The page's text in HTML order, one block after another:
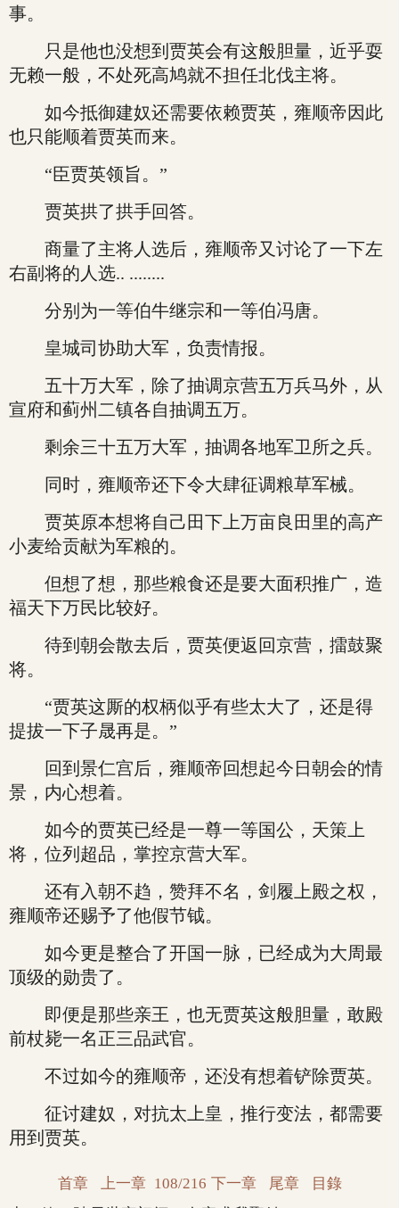
事。
只是他也没想到贾英会有这般胆量，近乎耍
无赖一般，不处死高鸠就不担任北伐主将。
如今抵御建奴还需要依赖贾英，雍顺帝因此
也只能顺着贾英而来。
“臣贾英领旨。”
贾英拱了拱手回答。
商量了主将人选后，雍顺帝又讨论了一下左
右副将的人选.. ........
分别为一等伯牛继宗和一等伯冯唐。
皇城司协助大军，负责情报。
五十万大军，除了抽调京营五万兵马外，从
宣府和蓟州二镇各自抽调五万。
剩余三十五万大军，抽调各地军卫所之兵。
同时，雍顺帝还下令大肆征调粮草军械。
贾英原本想将自己田下上万亩良田里的高产
小麦给贡献为军粮的。
但想了想，那些粮食还是要大面积推广，造
福天下万民比较好。
待到朝会散去后，贾英便返回京营，擂鼓聚
将。
“贾英这厮的权柄似乎有些太大了，还是得
提拔一下子晟再是。”
回到景仁宫后，雍顺帝回想起今日朝会的情
景，内心想着。
如今的贾英已经是一尊一等国公，天策上
将，位列超品，掌控京营大军。
还有入朝不趋，赞拜不名，剑履上殿之权，
雍顺帝还赐予了他假节钺。
如今更是整合了开国一脉，已经成为大周最
顶级的勋贵了。
即便是那些亲王，也无贾英这般胆量，敢殿
前杖毙一名正三品武官。
不过如今的雍顺帝，还没有想着铲除贾英。
征讨建奴，对抗太上皇，推行变法，都需要
用到贾英。
首章 上一章 108/216 下一章 尾章 目錄